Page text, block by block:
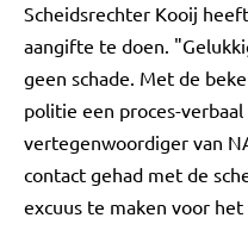
Scheidsrechter Kooij
aangifte te doen.
geen schade. Met de
politie een proces-
vertegenwoordiger van
contact gehad met de
excuus te maken voor